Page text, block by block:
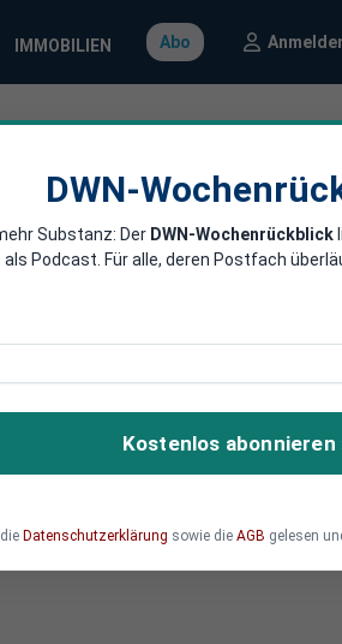
IMMOBILIEN Abo
Jahren stark
DWN-
Substanz: Der DWN-Wochenrückblick
Podcast. Für alle, deren Postfach
Kostenlos abonnieren
Datenschutzerklärung sowie die AGB gelesen